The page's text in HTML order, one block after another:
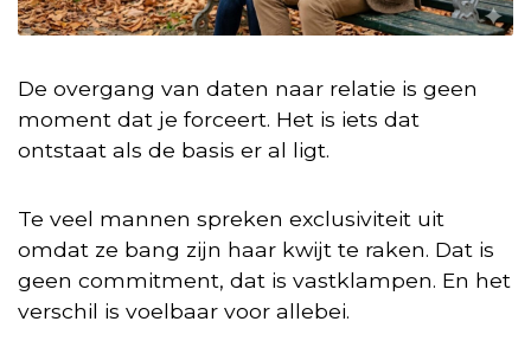
De overgang van daten naar relatie is geen
moment dat je forceert. Het is iets dat
ontstaat als de basis er al ligt.
Te veel mannen spreken exclusiviteit uit
omdat ze bang zijn haar kwijt te raken. Dat is
geen commitment, dat is vastklampen. En het
verschil is voelbaar voor allebei.